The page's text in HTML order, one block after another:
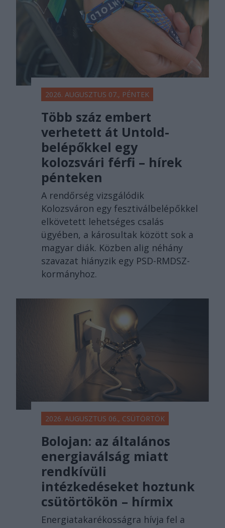
2026. AUGUSZTUS 07., PÉNTEK
Több száz embert
verhetett át Untold-
belépőkkel egy
kolozsvári férfi – hírek
pénteken
A rendőrség vizsgálódik
Kolozsváron egy fesztiválbelépőkkel
elkövetett lehetséges csalás
ügyében, a károsultak között sok a
magyar diák. Közben alig néhány
szavazat hiányzik egy PSD-RMDSZ-
kormányhoz.
2026. AUGUSZTUS 06., CSÜTÖRTÖK
Bolojan: az általános
energiaválság miatt
rendkívüli
intézkedéseket hoztunk
csütörtökön – hírmix
Energiatakarékosságra hívja fel a